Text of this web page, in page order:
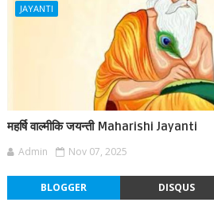
JAYANTI
महर्षि वाल्मीकि जयन्ती Maharishi Jayanti
Admin Nov 07, 2025
BLOGGER DISQUS